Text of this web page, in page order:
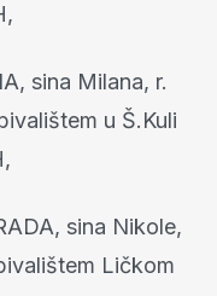
sina Milana, r.
u Š.Kuli
sina Nikole,
Ličkom